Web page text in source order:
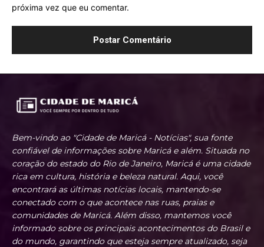
próxima vez que eu comentar.
Bem-vindo ao "Cidade de Maricá - Notícias", sua fonte
confiável de informações sobre Maricá e além. Situada no
coração do estado do Rio de Janeiro, Maricá é uma cidade
rica em cultura, história e beleza natural. Aqui, você
encontrará as últimas notícias locais, mantendo-se
conectado com o que acontece nas ruas, praias e
comunidades de Maricá. Além disso, mantemos você
informado sobre os principais acontecimentos do Brasil e
do mundo, garantindo que esteja sempre atualizado, seja